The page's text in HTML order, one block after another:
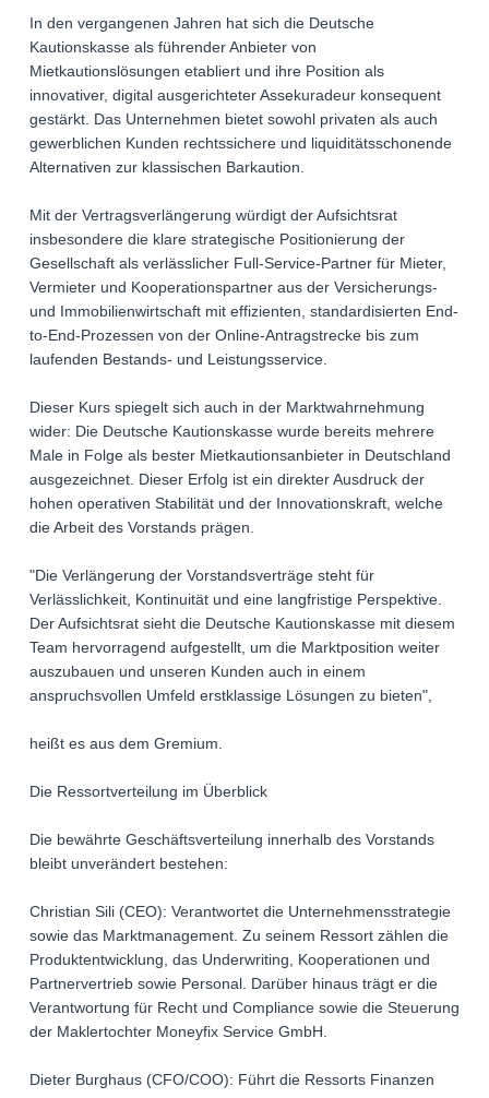
In den vergangenen Jahren hat sich die Deutsche
Kautionskasse als führender Anbieter von
Mietkautionslösungen etabliert und ihre Position als
innovativer, digital ausgerichteter Assekuradeur konsequent
gestärkt. Das Unternehmen bietet sowohl privaten als auch
gewerblichen Kunden rechtssichere und liquiditätsschonende
Alternativen zur klassischen Barkaution.
Mit der Vertragsverlängerung würdigt der Aufsichtsrat
insbesondere die klare strategische Positionierung der
Gesellschaft als verlässlicher Full-Service-Partner für Mieter,
Vermieter und Kooperationspartner aus der Versicherungs-
und Immobilienwirtschaft mit effizienten, standardisierten End-
to-End-Prozessen von der Online-Antragstrecke bis zum
laufenden Bestands- und Leistungsservice.
Dieser Kurs spiegelt sich auch in der Marktwahrnehmung
wider: Die Deutsche Kautionskasse wurde bereits mehrere
Male in Folge als bester Mietkautionsanbieter in Deutschland
ausgezeichnet. Dieser Erfolg ist ein direkter Ausdruck der
hohen operativen Stabilität und der Innovationskraft, welche
die Arbeit des Vorstands prägen.
"Die Verlängerung der Vorstandsverträge steht für
Verlässlichkeit, Kontinuität und eine langfristige Perspektive.
Der Aufsichtsrat sieht die Deutsche Kautionskasse mit diesem
Team hervorragend aufgestellt, um die Marktposition weiter
auszubauen und unseren Kunden auch in einem
anspruchsvollen Umfeld erstklassige Lösungen zu bieten",
heißt es aus dem Gremium.
Die Ressortverteilung im Überblick
Die bewährte Geschäftsverteilung innerhalb des Vorstands
bleibt unverändert bestehen:
Christian Sili (CEO): Verantwortet die Unternehmensstrategie
sowie das Marktmanagement. Zu seinem Ressort zählen die
Produktentwicklung, das Underwriting, Kooperationen und
Partnervertrieb sowie Personal. Darüber hinaus trägt er die
Verantwortung für Recht und Compliance sowie die Steuerung
der Maklertochter Moneyfix Service GmbH.
Dieter Burghaus (CFO/COO): Führt die Ressorts Finanzen